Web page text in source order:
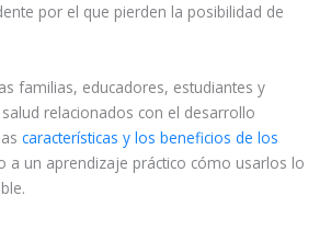
por el que pierden la posibilidad de
familias, educadores, estudiantes y
relacionados con el desarrollo
características y los beneficios de los
a un aprendizaje práctico cómo usarlos lo